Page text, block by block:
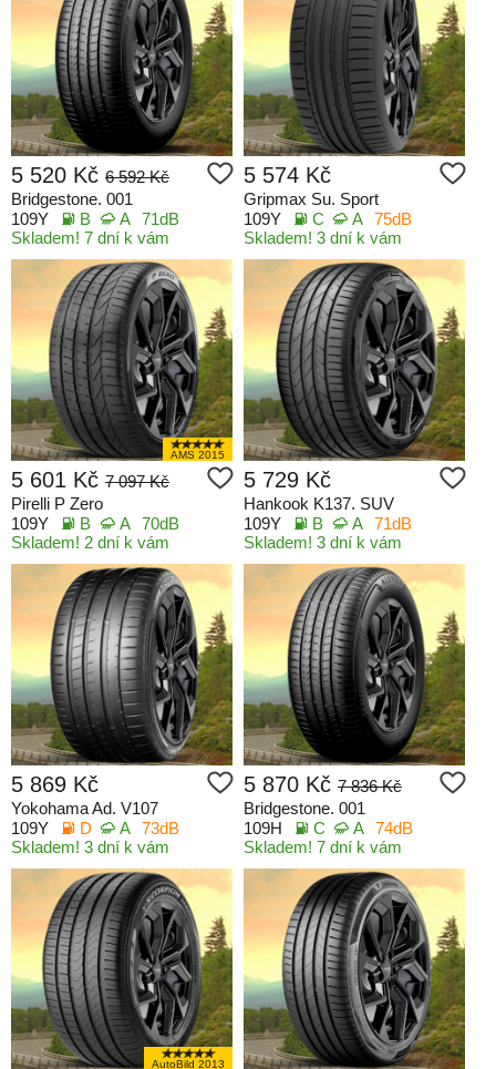
5 520 Kč 6 592 Kč
Bridgestone. 001
109Y
B A 71dB
Skladem! 7 dní k vám
5 574 Kč
Gripmax Su. Sport
109Y
C A 75dB
Skladem! 3 dní k vám
AMS 2015
5 601 Kč 7 097 Kč
Pirelli P Zero
109Y
B A 70dB
Skladem! 2 dní k vám
5 729 Kč
Hankook K137. SUV
109Y
B A 71dB
Skladem! 3 dní k vám
5 869 Kč
Yokohama Ad. V107
109Y
D A 73dB
Skladem! 3 dní k vám
5 870 Kč 7 836 Kč
Bridgestone. 001
109H
C A 74dB
Skladem! 7 dní k vám
AutoBild 2013